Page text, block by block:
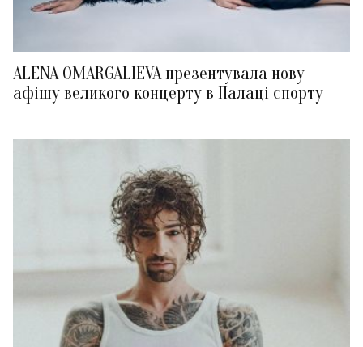
ALENA OMARGALIEVA презентувала нову
афішу великого концерту в Палаці спорту